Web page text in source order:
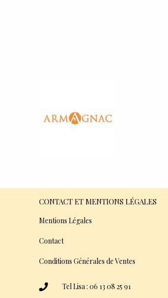
CONTACT ET MENTIONS LÉGALES
Mentions Légales
Contact
Conditions Générales de Ventes
Tel Lisa : 06 13 08 25 91